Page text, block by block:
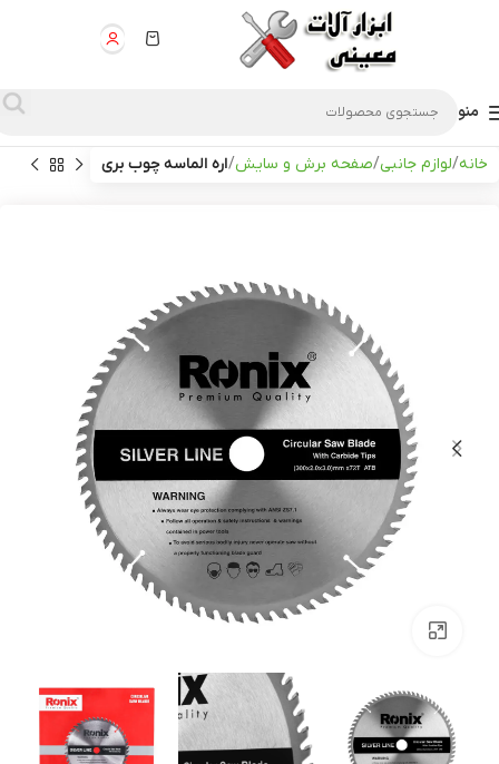
منو
خانه لوازم جانبی صفحه برش و سایش اره الماسه چوب بری